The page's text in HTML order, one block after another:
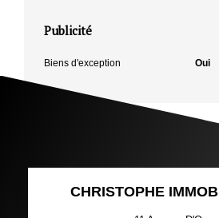
Publicité
Biens d'exception Oui
CHRISTOPHE